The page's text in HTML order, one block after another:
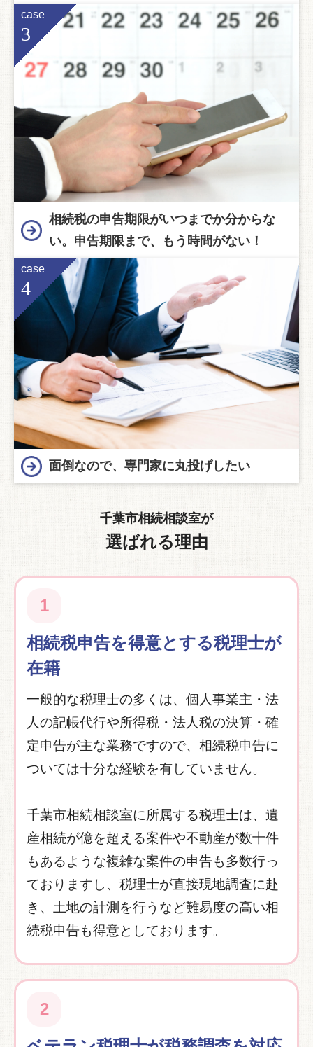
case
3
相続税の申告期限がいつまでか分からな
い。申告期限まで、もう時間がない！
case
4
面倒なので、専門家に丸投げしたい
千葉市相続相談室が
選ばれる理由
1
相続税申告を得意とする税理士が
在籍
一般的な税理士の多くは、個人事業主・法
人の記帳代行や所得税・法人税の決算・確
定申告が主な業務ですので、相続税申告に
ついては十分な経験を有していません。
千葉市相続相談室に所属する税理士は、遺
産相続が億を超える案件や不動産が数十件
もあるような複雑な案件の申告も多数行っ
ておりますし、税理士が直接現地調査に赴
き、土地の計測を行うなど難易度の高い相
続税申告も得意としております。
2